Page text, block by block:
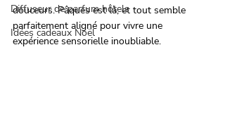
Diffuseur de parfum hôtels
Idées cadeaux Noël
douceurs. Pâques est là, et tout semble
parfaitement aligné pour vivre une
expérience sensorielle inoubliable.